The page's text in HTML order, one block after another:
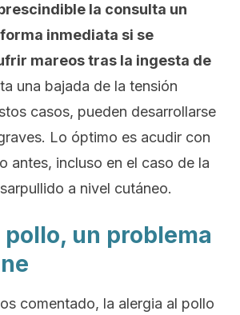
la consulta un
inmediata si se
mareos tras la ingesta de
una bajada de la tensión
casos, pueden desarrollarse
Lo óptimo es acudir con
antes, incluso en el caso de la
a nivel cutáneo.
un problema
comentado, la alergia al pollo